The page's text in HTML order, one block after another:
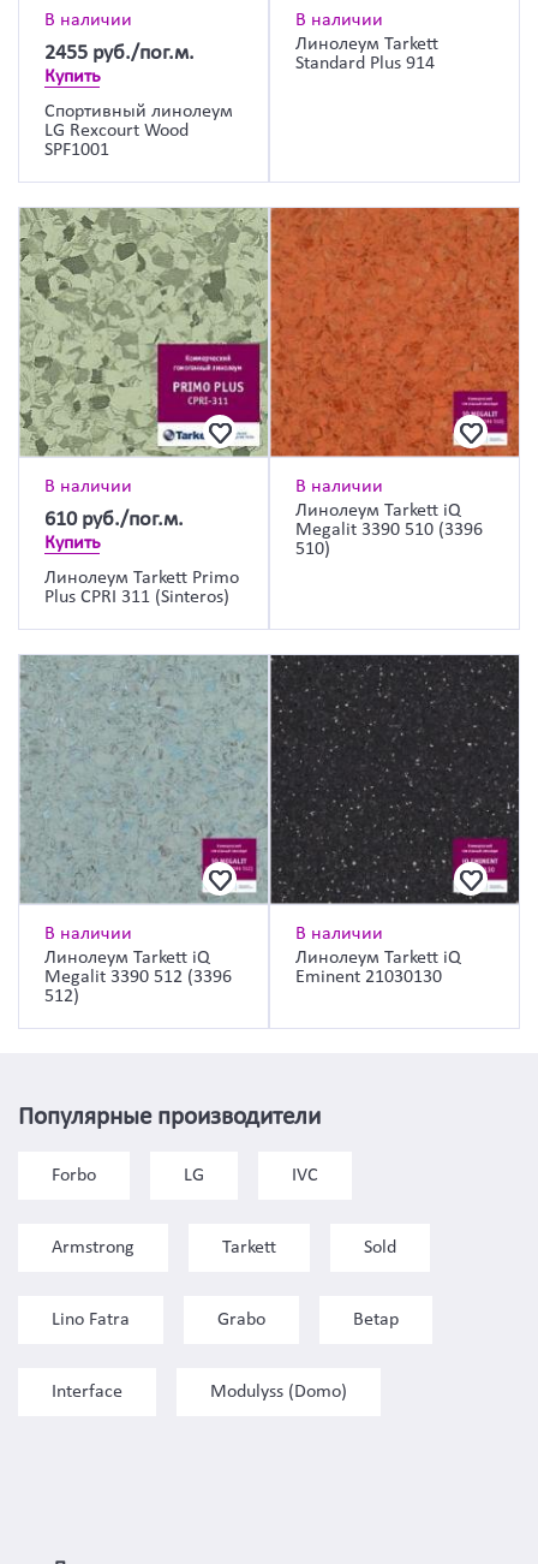
В наличии
2455 руб./пог.м.
Купить
Спортивный линолеум
LG Rexcourt Wood
SPF1001
В наличии
Линолеум Tarkett
Standard Plus 914
В наличии
610 руб./пог.м.
Купить
Линолеум Tarkett Primo
Plus CPRI 311 (Sinteros)
В наличии
Линолеум Tarkett iQ
Megalit 3390 510 (3396
510)
В наличии
Линолеум Tarkett iQ
Megalit 3390 512 (3396
512)
В наличии
Линолеум Tarkett iQ
Eminent 21030130
Популярные производители
Forbo LG IVC
Armstrong Tarkett Sold
Lino Fatra Grabo Betap
Interface Modulyss (Domo)